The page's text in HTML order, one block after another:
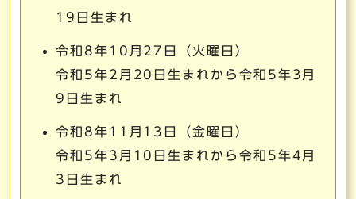
19日生まれ
令和8年10月27日（火曜日）
令和5年2月20日生まれから令和5年3月
9日生まれ
令和8年11月13日（金曜日）
令和5年3月10日生まれから令和5年4月
3日生まれ